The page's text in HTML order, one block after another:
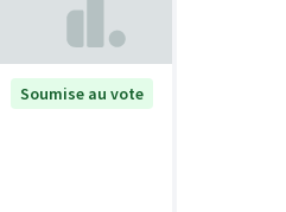
Soumise au vote